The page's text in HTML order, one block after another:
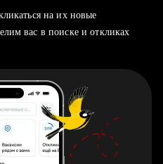
на их новые
вас в поиске и откликах